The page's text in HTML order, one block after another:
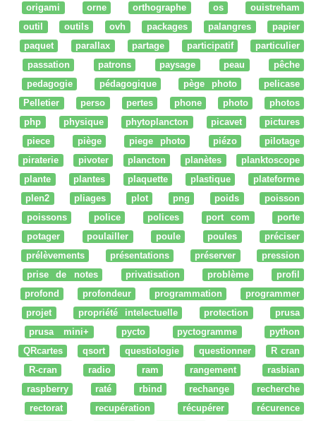
origami
orne orthographe os
ouistreham
outil
outils ovh packages palangres
papier
paquet
parallax partage participatif
particulier
passation
patrons paysage peau
pêche
pedagogie
pédagogique pège photo
pelicase
Pelletier
perso pertes phone photo
photos
php
physique phytoplancton picavet
pictures
piece
piège piege photo piézo
pilotage
piraterie
pivoter plancton planètes
planktoscope
plante
plantes plaquette plastique
plateforme
plen2
pliages plot png poids
poisson
poissons
police polices port com
porte
potager
poulailler poule poules
préciser
prélèvements
présentations préserver
pression
prise de notes
privatisation problème
profil
profond
profondeur programmation
programmer
projet
propriété intelectuelle protection
prusa
prusa mini+
pycto pyctogramme
python
QRcartes
qsort questiologie questionner
R cran
R-cran
radio ram rangement
rasbian
raspberry
raté rbind rechange
recherche
rectorat
recupération récupérer
récurence